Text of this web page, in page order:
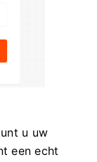
u uw
een echt